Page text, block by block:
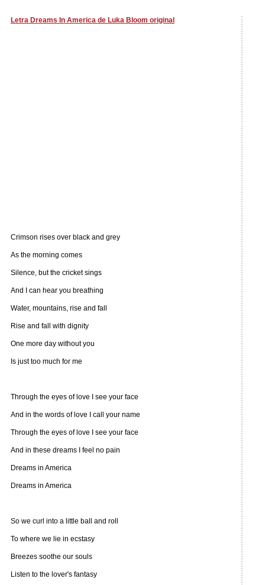
Letra Dreams In America de Luka Bloom original
Crimson rises over black and grey
As the morning comes
Silence, but the cricket sings
And I can hear you breathing
Water, mountains, rise and fall
Rise and fall with dignity
One more day without you
Is just too much for me
Through the eyes of love I see your face
And in the words of love I call your name
Through the eyes of love I see your face
And in these dreams I feel no pain
Dreams in America
Dreams in America
So we curl into a little ball and roll
To where we lie in ecstasy
Breezes soothe our souls
Listen to the lover's fantasy